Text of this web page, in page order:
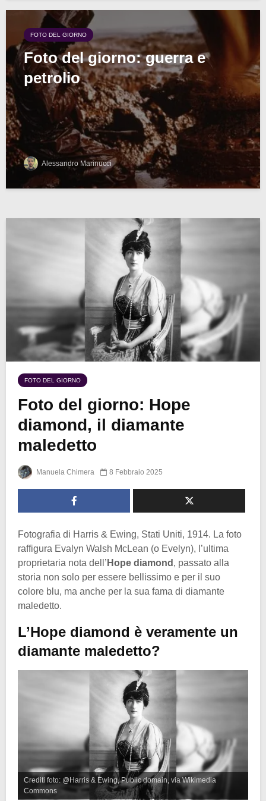
FOTO DEL GIORNO
Foto del giorno: guerra e
petrolio
Alessandro Marinucci
FOTO DEL GIORNO
Foto del giorno: Hope
diamond, il diamante
maledetto
Manuela Chimera 8 Febbraio 2025
Fotografia di Harris & Ewing, Stati Uniti, 1914. La foto
raffigura Evalyn Walsh McLean (o Evelyn), l’ultima
proprietaria nota dell’ Hope diamond , passato alla
storia non solo per essere bellissimo e per il suo
colore blu, ma anche per la sua fama di diamante
maledetto.
L’Hope diamond è veramente un
diamante maledetto?
Crediti foto: @Harris & Ewing, Public domain, via Wikimedia
Commons